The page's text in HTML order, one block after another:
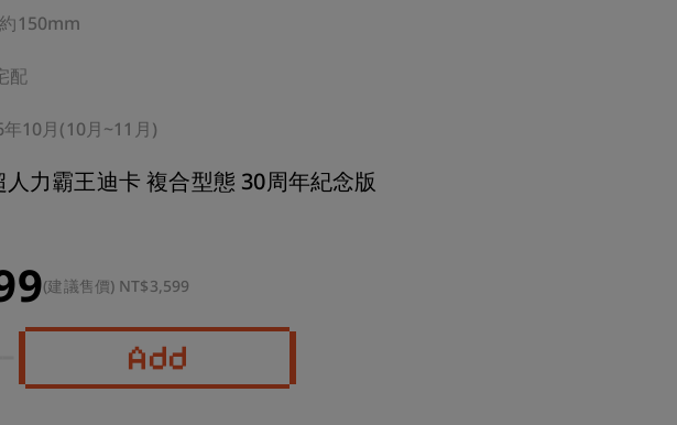
150mm
配
10月(10月~11月)
人力霸王迪卡 複合型態 30周年紀念版
(建議售價) NT$3,599
Add